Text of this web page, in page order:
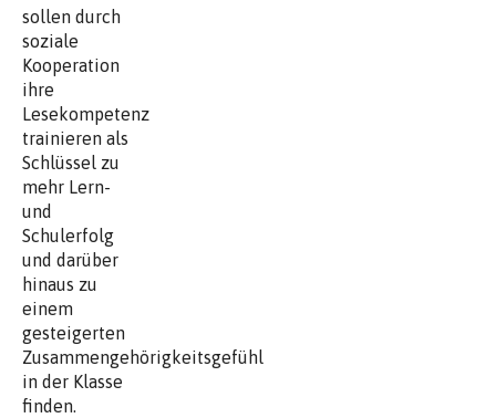
sollen durch
soziale
Kooperation
ihre
Lesekompetenz
trainieren als
Schlüssel zu
mehr Lern-
und
Schulerfolg
und darüber
hinaus zu
einem
gesteigerten
Zusammengehörigkeitsgefühl
in der Klasse
finden.